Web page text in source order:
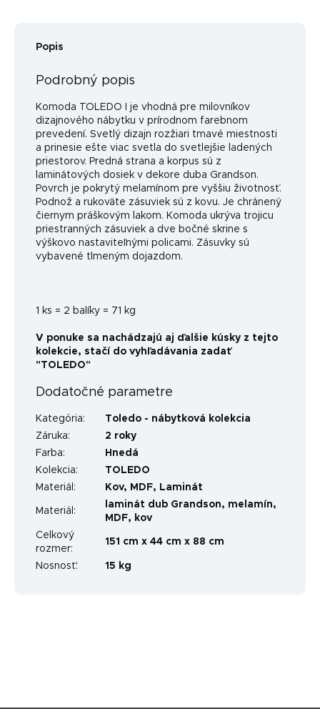
Popis
Podrobný popis
Komoda TOLEDO I je vhodná pre milovníkov
dizajnového nábytku v prírodnom farebnom
prevedení. Svetlý dizajn rozžiari tmavé miestnosti
a prinesie ešte viac svetla do svetlejšie ladených
priestorov. Predná strana a korpus sú z
laminátových dosiek v dekore duba Grandson.
Povrch je pokrytý melamínom pre vyššiu životnosť.
Podnož a rukoväte zásuviek sú z kovu. Je chránený
čiernym práškovým lakom. Komoda ukrýva trojicu
priestranných zásuviek a dve bočné skrine s
výškovo nastaviteľnými policami. Zásuvky sú
vybavené tlmeným dojazdom.
1 ks = 2 balíky = 71 kg
V ponuke sa nachádzajú aj ďalšie kúsky z tejto
kolekcie, stačí do vyhľadávania zadať
"TOLEDO"
Dodatočné parametre
Kategória:
Toledo - nábytková kolekcia
Záruka:
2 roky
Farba:
Hnedá
Kolekcia:
TOLEDO
Materiál : Kov, MDF, Laminát
Materiál :
laminát dub Grandson, melamín,
MDF, kov
Celkový
rozmer:
151 cm x 44 cm x 88 cm
Nosnosť: 15 kg